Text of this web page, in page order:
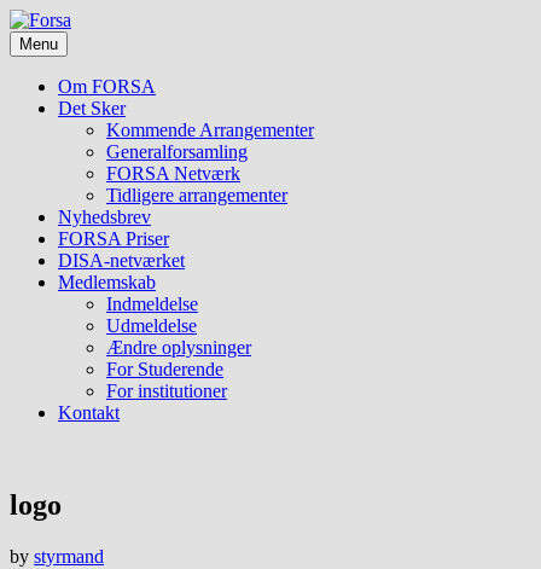
Skip
to
content
Forsa
i
socialt
arbejde
Menu
Om FORSA
Det Sker
Kommende Arrangementer
Generalforsamling
FORSA Netværk
Tidligere arrangementer
Nyhedsbrev
FORSA Priser
DISA-netværket
Medlemskab
Indmeldelse
Udmeldelse
Ændre oplysninger
For Studerende
For institutioner
Kontakt
logo
by styrmand